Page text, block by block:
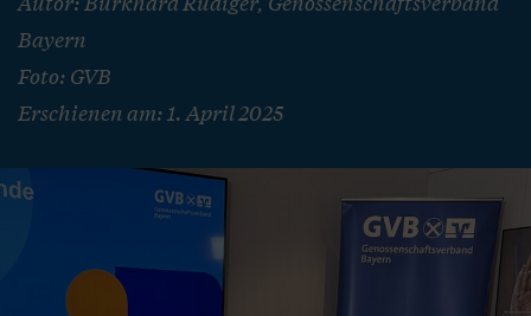
Bayern
Foto: GVB
Erschienen am: 1. April 2025